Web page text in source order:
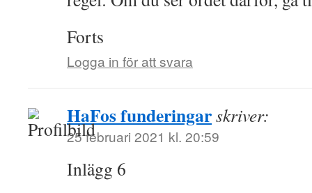
Forts
Logga in för att svara
HaFos funderingarskriver:
25 februari 2021 kl. 20:59
Inlägg 6